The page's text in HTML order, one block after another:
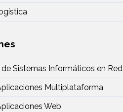
Sistemas Informáticos en Red
Multiplataforma
Web